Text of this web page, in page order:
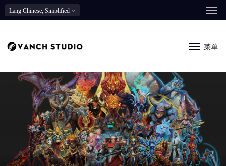
Lang Chinese, Simplified
菜单